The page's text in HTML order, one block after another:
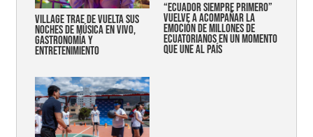
Village trae de vuelta sus
noches de música en vivo,
gastronomía y
entretenimiento
“Ecuador siempre primero”
vuelve a acompañar la
emoción de millones de
ecuatorianos en un momento
que une al país